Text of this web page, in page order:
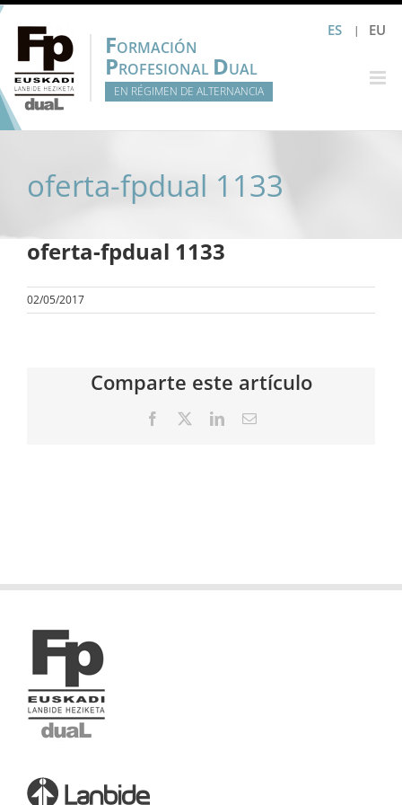
Saltar
contenido
ES EU
FORMACIÓN
PROFESIONAL DUAL
EN RÉGIMEN DE ALTERNANCIA
oferta-fpdual 1133
oferta-fpdual 1133
02/05/2017
Comparte este artículo
Facebook LinkedInCorreo